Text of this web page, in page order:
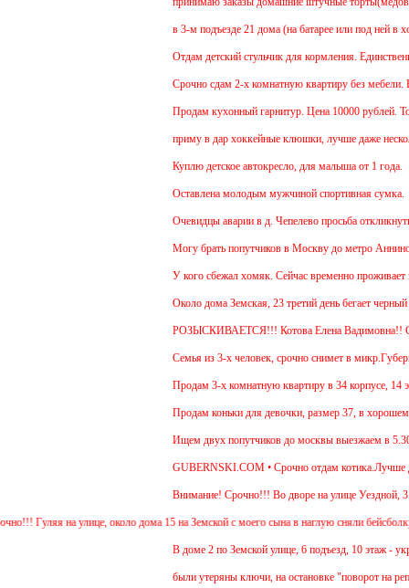
в 3-м подъезде 21 дома (на батарее или под ней в
Отдам детский стульчик для кормления.
Срочно сдам 2-х комнатную квартиру без мебели. В
Продам кухонный гарнитур. Цена 10000 рублей.
приму в дар хоккейные клюшки, лучше даже
Куплю детское автокресло, для малыша от 1 года.
Оставлена молодым мужчиной спортивная сумка.
Очевидцы аварии в д. Чепелево просьба
Могу брать попутчиков в Москву до метро
У кого сбежал хомяк. Сейчас временно проживает
Около дома Земская, 23 третий день бегает черный
РОЗЫСКИВАЕТСЯ!!! Котова Елена
Семья из 3-х человек, срочно снимет в
Продам 3-х комнатную квартиру в 34 корпусе, 14
Продам коньки для девочки, размер 37, в хорошем
Ищем двух попутчиков до москвы выезжаем в 5.30-
GUBERNSKI.COM • Срочно отдам котика.Лучше
Внимание! Срочно!!! Во дворе на улице Уездной, 3
на улице, около дома 15 на Земской с моего сына в наглую сняли бейсболку и
В доме 2 по Земской улице, 6 подъезд, 10 этаж -
были утеряны ключи, на остановке "поворот на